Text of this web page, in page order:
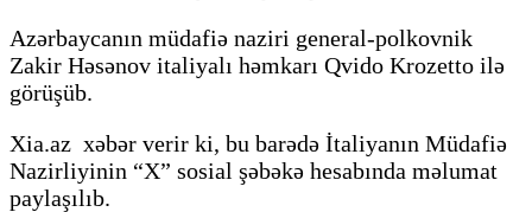
Azərbaycanın müdafiə naziri general-polkovnik
Zakir Həsənov italiyalı həmkarı Qvido Krozetto ilə
görüşüb.
Xia.az xəbər verir ki, bu barədə İtaliyanın Müdafiə
Nazirliyinin “X” sosial şəbəkə hesabında məlumat
paylaşılıb.